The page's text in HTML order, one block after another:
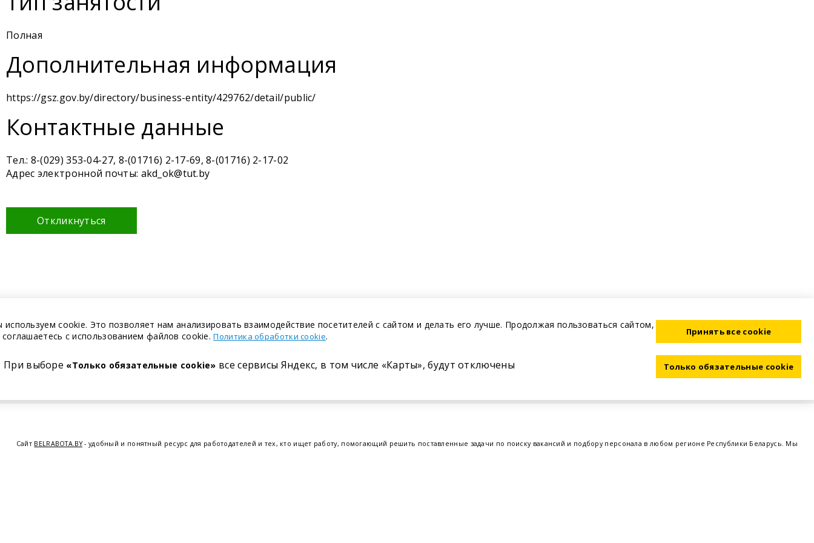
Полная
Дополнительная информация
https://gsz.gov.by/directory/business-entity/429762/detail/public/
Контактные данные
Тел.: 8-(029) 353-04-27, 8-(01716) 2-17-69, 8-(01716) 2-17-02
Адрес электронной почты: akd_ok@tut.by
Откликнуться
Сайт BELRABOTA.BY- удобный и понятный ресурс для работодателей и тех, кто ищет работу, помогающий решить поставленные задачи по поиску вакансий и подбору персонала в любом регионе Республики Беларусь. Мы
cookie. Это позволяет нам анализировать взаимодействие посетителей с сайтом и делать его лучше. Продолжая пользоваться сайтом,
с использованием файлов cookie.Политика обработки cookie.
При выборе «Только обязательные cookie» все сервисы Яндекс, в том числе «Карты», будут отключены
Принять все cookie
Только обязательные cookie